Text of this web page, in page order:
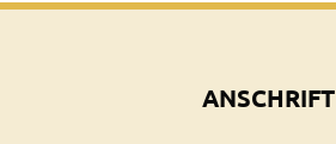
ANSCHRIFT